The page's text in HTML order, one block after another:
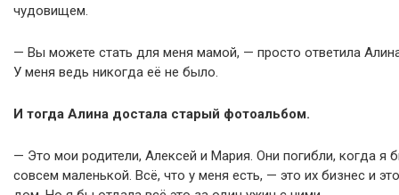
чудовищем.
— Вы можете стать для меня мамой, — просто ответила
У меня ведь никогда её не было.
И тогда Алина достала старый фотоальбом.
— Это мои родители, Алексей и Мария. Они погибли, когда я
совсем маленькой. Всё, что у меня есть, — это их бизнес и